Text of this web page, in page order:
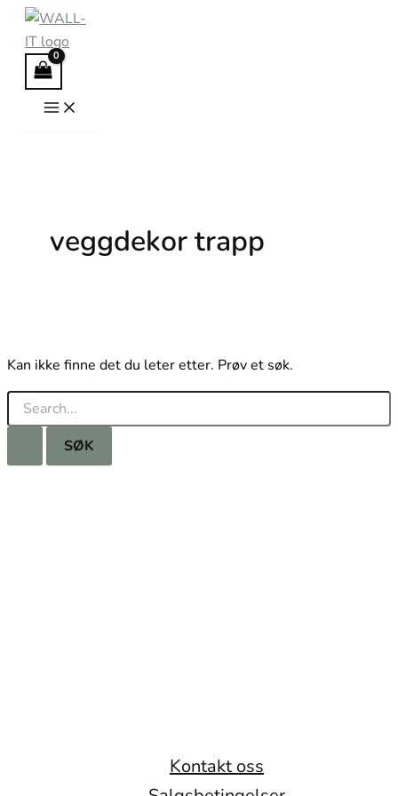
Hopp
rett
innholdet
veggdekor trapp
Kan ikke finne det du leter etter. Prøv et søk.
Søk
etter:
Kontakt oss